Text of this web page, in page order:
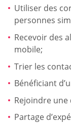
Utiliser des
personnes
Recevoir des
mobile;
Trier les
Bénéficiant
Rejoindre
Partage